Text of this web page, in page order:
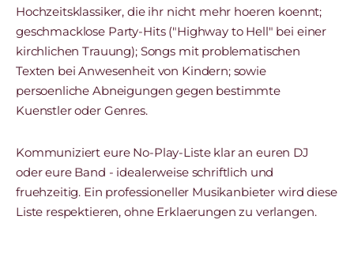
Hochzeitsklassiker, die ihr nicht mehr hoeren koennt;
geschmacklose Party-Hits ("Highway to Hell" bei einer
kirchlichen Trauung); Songs mit problematischen
Texten bei Anwesenheit von Kindern; sowie
persoenliche Abneigungen gegen bestimmte
Kuenstler oder Genres.
Kommuniziert eure No-Play-Liste klar an euren DJ
oder eure Band - idealerweise schriftlich und
fruehzeitig. Ein professioneller Musikanbieter wird diese
Liste respektieren, ohne Erklaerungen zu verlangen.